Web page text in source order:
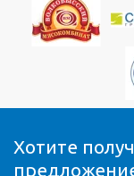
Хотите